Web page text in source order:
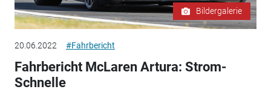
Bildergalerie
20.06.2022 #Fahrbericht
Fahrbericht McLaren Artura: Strom-
Schnelle